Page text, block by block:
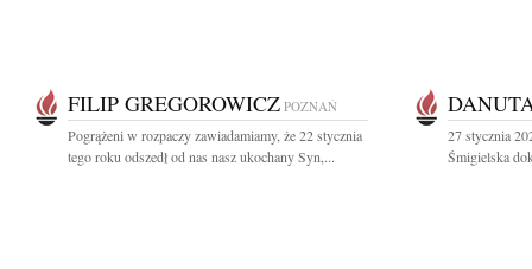
FILIP GREGOROWICZ POZNAŃ
Pogrążeni w rozpaczy zawiadamiamy, że 22 stycznia
tego roku odszedł od nas nasz ukochany Syn,...
27 stycznia
Śmigielska